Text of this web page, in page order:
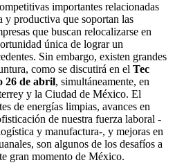
importantes relacionadas
y productiva que soportan las
que buscan relocalizarse en
única de lograr un
Sin embargo, existen grandes
como se discutirá en el Tec
26 de abril, simultáneamente, en
y la Ciudad de México. El
de energías limpias, avances en
de nuestra fuerza laboral -
y manufactura-, y mejoras en
son algunos de los desafíos a
gran momento de México.